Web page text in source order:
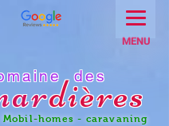
MENU
des
dières
homes - caravaning